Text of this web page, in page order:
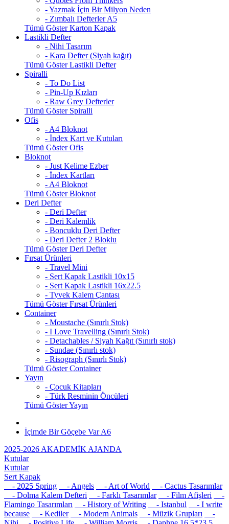
- Yazmak İçin Bir Milyon Neden
- Zımbalı Defterler A5
Tümü Göster Karton Kapak
Lastikli Defter
- Nihi Tasarım
- Kara Defter (Siyah kağıt)
Tümü Göster Lastikli Defter
Spiralli
- To Do List
- Pin-Up Kızları
- Raw Grey Defterler
Tümü Göster Spiralli
Ofis
- A4 Bloknot
- İndex Kart ve Kutuları
Tümü Göster Ofis
Bloknot
- Just Kelime Ezber
- İndex Kartları
- A4 Bloknot
Tümü Göster Bloknot
Deri Defter
- Deri Defter
- Deri Kalemlik
- Boncuklu Deri Defter
- Deri Defter 2 Bloklu
Tümü Göster Deri Defter
Fırsat Ürünleri
- Travel Mini
- Sert Kapak Lastikli 10x15
- Sert Kapak Lastikli 16x22.5
- Tyvek Kalem Çantası
Tümü Göster Fırsat Ürünleri
Container
- Moustache (Sınırlı Stok)
- I Love Travelling (Sınırlı Stok)
- Detachables / Siyah Kağıt (Sınırlı stok)
- Sundae (Sınırlı stok)
- Risograph (Sınırlı Stok)
Tümü Göster Container
Yayın
- Çocuk Kitapları
- Türk Resminin Öncüleri
Tümü Göster Yayın
İçimde Bir Göçebe Var A6
2025-2026 AKADEMİK AJANDA
Kutular
Kutular
Sert Kapak
- 2025 Spring
- Angels - Art of World
- Cactus Tasarımlar
- Dolma Kalem Defteri
- Farklı Tasarımlar - Film Afişleri
-
Flamingo Tasarımları
- History of Writing - Istanbul
- I write
because
- Kediler - Modern Animals - Müzik Grupları
-